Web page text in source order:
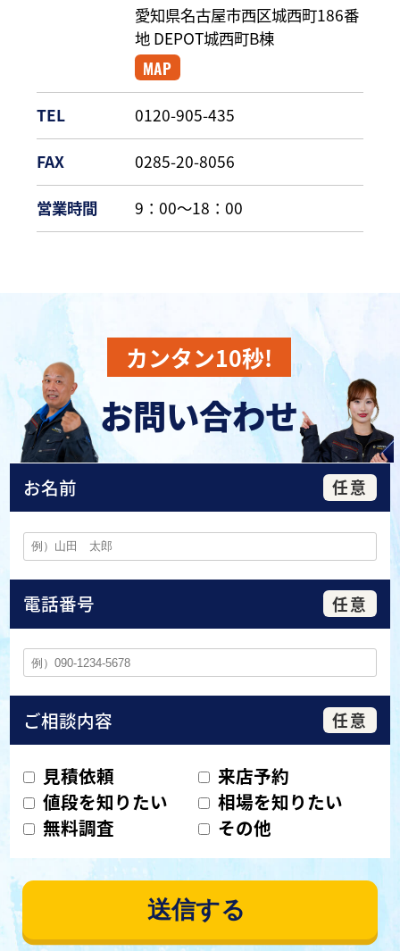
愛知県名古屋市西区城西町186番
地 DEPOT城西町B棟
MAP
TEL 0120-905-435
FAX 0285-20-8056
営業時間 9：00～18：00
カンタン10秒!
お問い合わせ
お名前
電話番号
ご相談内容
見積依頼
来店予約
値段を知りたい
相場を知りたい
無料調査
その他